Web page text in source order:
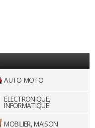
AUTO-MOTO
ELECTRONIQUE,
INFORMATIQUE
MOBILIER, MAISON